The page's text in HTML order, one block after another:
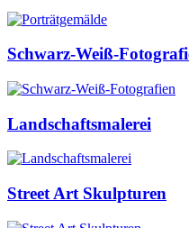
Schwarz-Weiß-
Landschaftsmalerei
Street Art Skulpturen